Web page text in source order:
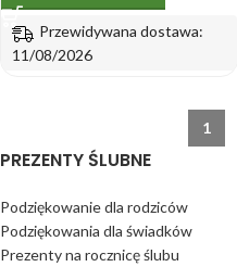
Przewidywana dostawa:
11/08/2026
1
PREZENTY ŚLUBNE
Podziękowanie dla rodziców
Podziękowania dla świadków
Prezenty na rocznicę ślubu